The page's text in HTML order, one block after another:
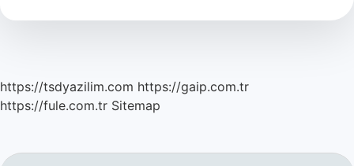
?
https://tsdyazilim.com https://gaip.com.tr
https://fule.com.tr Sitemap